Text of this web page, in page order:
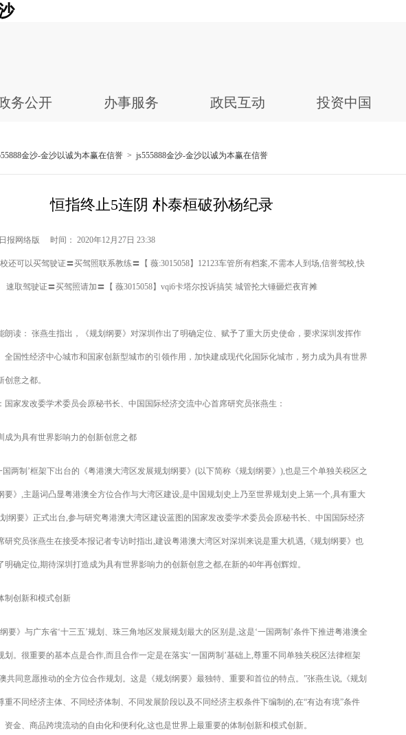
务公开 办事服务 政民互动 投资中国
金沙-金沙以诚为本赢在信誉 > js555888金沙-金沙以诚为本赢在信誉
恒指终止5连阴 朴泰桓破孙杨纪录
报网络版 时间： 2020年12月27日 23:38
还可以买驾驶证〓买驾照联系教练〓【 薇:3015058】12123车管所有档案,不需本人到场,信誉驾校,快
速取驾驶证〓买驾照请加〓【 薇3015058】vqi6卡塔尔投诉搞笑 城管抡大锤砸烂夜宵摊
读： 张燕生指出，《规划纲要》对深圳作出了明确定位、赋予了重大历史使命，要求深圳发挥作
全国性经济中心城市和国家创新型城市的引领作用，加快建成现代化国际化城市，努力成为具有世界
意之都。
国家发改委学术委员会原秘书长、中国国际经济交流中心首席研究员张燕生：
成为具有世界影响力的创新创意之都
国两制’框架下出台的《粤港澳大湾区发展规划纲要》(以下简称《规划纲要》),也是三个单独关税区之
要》,主题词凸显粤港澳全方位合作与大湾区建设,是中国规划史上乃至世界规划史上第一个,具有重大
纲要》正式出台,参与研究粤港澳大湾区建设蓝图的国家发改委学术委员会原秘书长、中国国际经济
研究员张燕生在接受本报记者专访时指出,建设粤港澳大湾区对深圳来说是重大机遇,《规划纲要》也
明确定位,期待深圳打造成为具有世界影响力的创新创意之都,在新的40年再创辉煌。
制创新和模式创新
要》与广东省‘十三五’规划、珠三角地区发展规划最大的区别是,这是‘一国两制’条件下推进粤港澳全
划。很重要的基本点是合作,而且合作一定是在落实‘一国两制’基础上,尊重不同单独关税区法律框架
共同意愿推动的全方位合作规划。这是《规划纲要》最独特、重要和首位的特点。”张燕生说,《规划
重不同经济主体、不同经济体制、不同发展阶段以及不同经济主权条件下编制的,在“有边有境”条件
资金、商品跨境流动的自由化和便利化,这也是世界上最重要的体制创新和模式创新。